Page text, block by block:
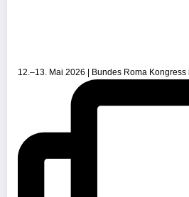
12.–13. Mai 2026 | Bundes Roma Kongress